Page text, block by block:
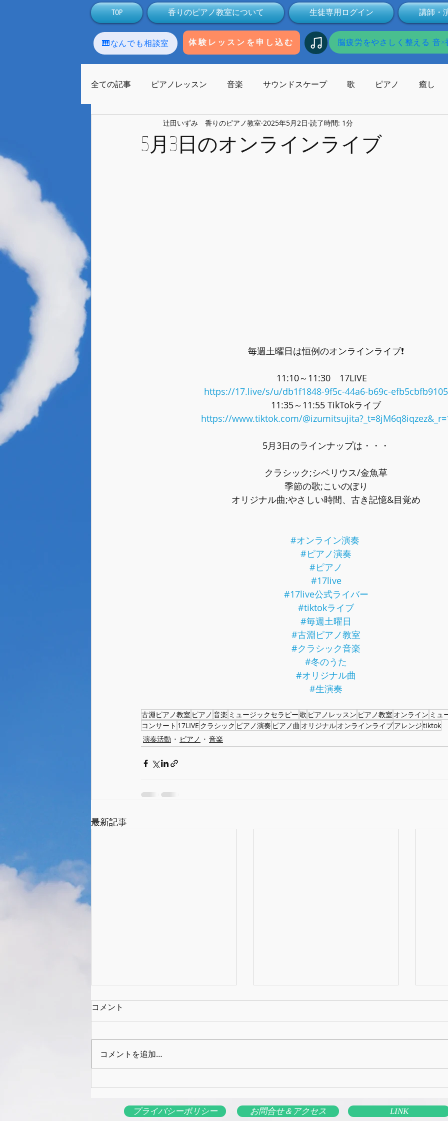
TOP 香りのピアノ教室について 生徒専用ログイン 講師・
🎹なんでも相談室 体験レッスンを申し込む 脳疲労をやさしく整える 音
全ての記事 ピアノレッスン 音楽 サウンドスケープ 歌 ピアノ 癒し
アロマテラピー 生徒 歌碑 作曲 コンサート
5月3日のオンラインライブ
辻田いずみ 香りのピアノ教室 2025年5月2日 読了時間: 1分
毎週土曜日は恒例のオンラインライブ❗
11:10～11:30　17LIVE
https://17.live/s/u/db1f1848-9f5c-44a6-b69c-efb5cbfb9105
11:35～11:55 TikTokライブ
https://www.tiktok.com/
5月3日のラインナップは・・・
クラシック;シベリウス/金魚草
季節の歌;こいのぼり
オリジナル曲;やさしい時間、古き記憶&目覚め
#オンライン演奏
#ピアノ演奏
#ピアノ
#17live
#17live公式ライバー
#tiktokライブ
#毎週土曜日
#古淵ピアノ教室
#クラシック音楽
#冬のうた
#オリジナル曲
#生演奏
古淵ピアノ教室 ピアノ 音楽 ミュージックセラピー歌 ピアノレッスン ピアノ教室 オンライン ミュ
コンサート 17LIVE クラシック ピアノ演奏 ピアノ曲 オリジナルオンラインライブアレンジtiktok
演奏活動
ピアノ 音楽
最新記事
コメント
コメントを追加…
プライバシーポリシー お問合せ＆アクセス LINK